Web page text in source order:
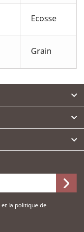
Ecosse
Grain



et la politique de